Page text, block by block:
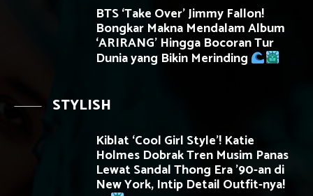
BTS ‘Take Over’ Jimmy Fallon!
Bongkar Makna Mendalam Album
‘ARIRANG’ Hingga Bocoran Tur
Dunia yang Bikin Merinding
STYLISH
Kiblat ‘Cool Girl Style’! Katie
Holmes Dobrak Tren Musim Panas
Lewat Sandal Thong Era ’90-an di
New York, Intip Detail Outfit-nya!